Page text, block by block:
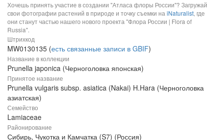
Хочешь принять участие в создании "Атласа флоры России"? Загружай
свои фотографии растений в природе и точку съемки наiNaturalist, где
они станут частью нашего нового проекта "Флора России | Flora of
Russia".
Штрихкод
MW0130135 (есть связанные записи в GBIF)
Название в коллекции
Prunella japonica (Черноголовка японская)
Принятое название
Prunella vulgaris subsp. asiatica (Nakai) H.Hara (Черноголовка
азиатская)
Семейство
Lamiaceae
Районирование
Сибирь, Чукотка и Камчатка (S7) (Россия)